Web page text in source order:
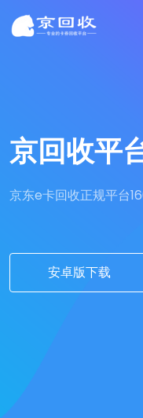
京回收平
京东e卡回收正规平台
安卓版下载